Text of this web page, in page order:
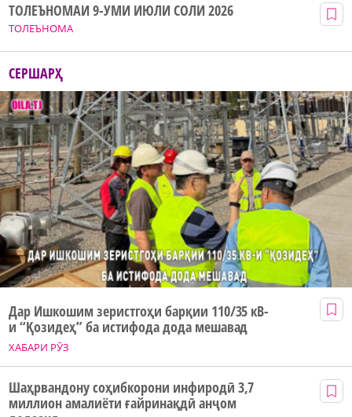
ТОЛЕЪНОМА
ТОЛЕЪНОМАИ 9-УМИ ИЮЛИ СОЛИ 2026
СЕРШАРҲ
ХАБАРИ РӮЗ
Дар Ишкошим зеристгоҳи барқии 110/35 кВ-
и “Қозидеҳ” ба истифода дода мешавад
Шаҳрвандону соҳибкорони инфиродӣ 3,7
миллион амалиёти ғайринақдӣ анҷом